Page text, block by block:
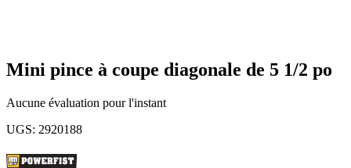
Mini pince à coupe diagonale de 5 1/2 po
Aucune évaluation pour l'instant
UGS: 2920188